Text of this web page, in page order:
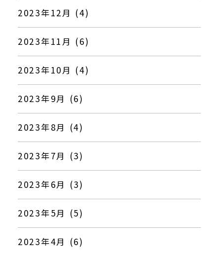
2023年12月 (4)
2023年11月 (6)
2023年10月 (4)
2023年9月 (6)
2023年8月 (4)
2023年7月 (3)
2023年6月 (3)
2023年5月 (5)
2023年4月 (6)